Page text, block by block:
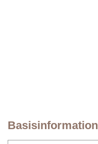
Basisinformation